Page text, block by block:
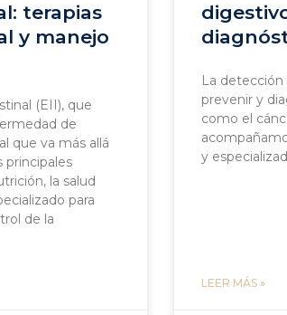
terapias
y manejo
(EII), que
de
que va más allá
principales
la salud
para
de la
La
prevenir y
como el
y
LEER MÁS »